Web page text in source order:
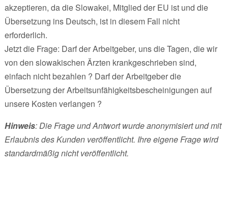
akzeptieren, da die Slowakei, Mitglied der EU ist und die
Übersetzung ins Deutsch, ist in diesem Fall nicht
erforderlich.
Jetzt die Frage: Darf der Arbeitgeber, uns die Tagen, die wir
von den slowakischen Ärzten krankgeschrieben sind,
einfach nicht bezahlen ? Darf der Arbeitgeber die
Übersetzung der Arbeitsunfähigkeitsbescheinigungen auf
unsere Kosten verlangen ?
Hinweis: Die Frage und Antwort wurde anonymisiert und mit
Erlaubnis des Kunden veröffentlicht. Ihre eigene Frage wird
standardmäßig nicht veröffentlicht.